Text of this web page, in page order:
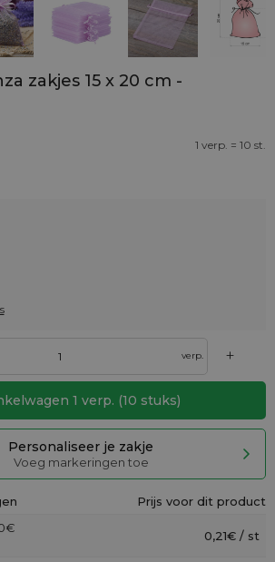
zakjes 15 x 20 cm -
1 verp. = 10 st.
verp. +
1 verp. (10 stuks)
Personaliseer je zakje
Voeg markeringen toe
Prijs voor dit product
0,21€ / st